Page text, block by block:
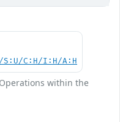
S:U/C:H/I:H/A:H
within the